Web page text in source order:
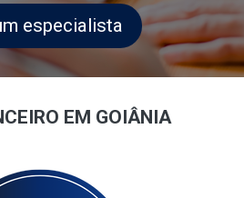
especialista
EM GOIÂNIA